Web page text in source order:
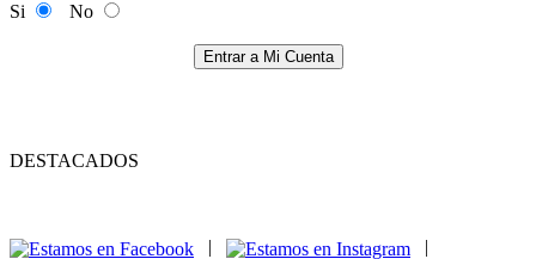
Si
No
Entrar a Mi Cuenta
DESTACADOS